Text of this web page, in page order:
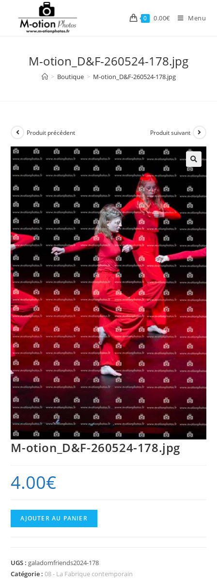
content
0 0.00€ Menu
M-otion_D&F-260524-178.jpg
> Boutique > M-otion_D&F-260524-178.jpg
Produit précédent Produit suivant
M-otion_D&F-260524-178.jpg
4.00€
quantité
de
260524-
178.jpg
AJOUTER AU PANIER
UGS : galadomfriends2024-178
Catégorie :08 - La Fabrique contemporain